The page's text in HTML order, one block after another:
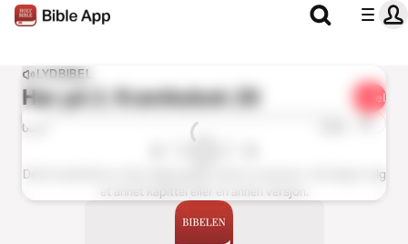
LYDBIBEL
Hør på2. Krønikebok 29 Del
0:00
Dette kapittelet er ikke tilgjengelig i denne versjonen. Vennligst velg
et annet kapittel eller en annen versjon.